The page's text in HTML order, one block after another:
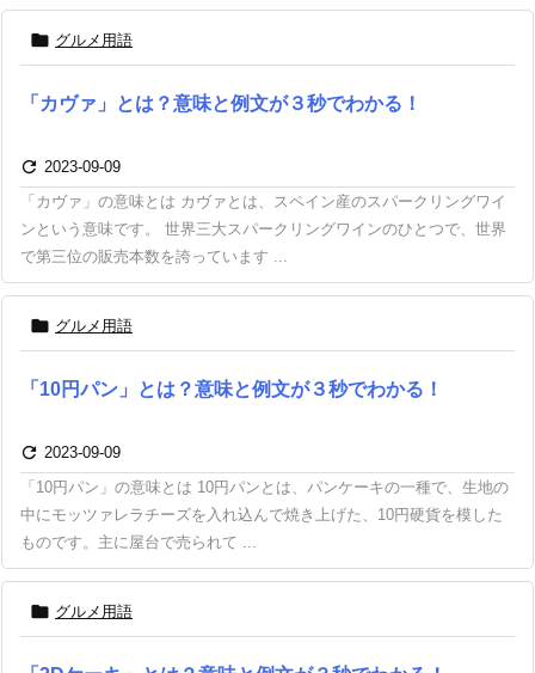
 グルメ用語
「カヴァ」とは？意味と例文が３秒でわかる！
 2023-09-09
「カヴァ」の意味とは カヴァとは、スペイン産のスパークリングワイ
ンという意味です。 世界三大スパークリングワインのひとつで、世界
で第三位の販売本数を誇っています ...
 グルメ用語
「10円パン」とは？意味と例文が３秒でわかる！
 2023-09-09
「10円パン」の意味とは 10円パンとは、パンケーキの一種で、生地の
中にモッツァレラチーズを入れ込んで焼き上げた、10円硬貨を模した
ものです。主に屋台で売られて ...
 グルメ用語